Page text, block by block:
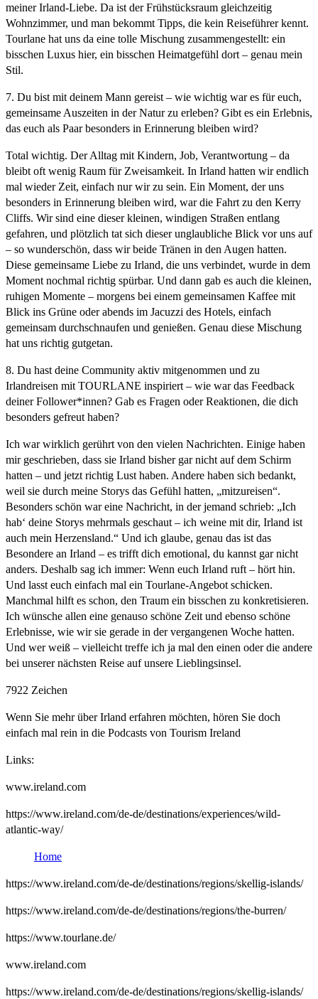
meiner Irland-Liebe. Da ist der Frühstücksraum gleichzeitig
Wohnzimmer, und man bekommt Tipps, die kein Reiseführer kennt.
Tourlane hat uns da eine tolle Mischung zusammengestellt: ein
bisschen Luxus hier, ein bisschen Heimatgefühl dort – genau mein
Stil.
7. Du bist mit deinem Mann gereist – wie wichtig war es für euch,
gemeinsame Auszeiten in der Natur zu erleben? Gibt es ein Erlebnis,
das euch als Paar besonders in Erinnerung bleiben wird?
Total wichtig. Der Alltag mit Kindern, Job, Verantwortung – da
bleibt oft wenig Raum für Zweisamkeit. In Irland hatten wir endlich
mal wieder Zeit, einfach nur wir zu sein. Ein Moment, der uns
besonders in Erinnerung bleiben wird, war die Fahrt zu den Kerry
Cliffs. Wir sind eine dieser kleinen, windigen Straßen entlang
gefahren, und plötzlich tat sich dieser unglaubliche Blick vor uns auf
– so wunderschön, dass wir beide Tränen in den Augen hatten.
Diese gemeinsame Liebe zu Irland, die uns verbindet, wurde in dem
Moment nochmal richtig spürbar. Und dann gab es auch die kleinen,
ruhigen Momente – morgens bei einem gemeinsamen Kaffee mit
Blick ins Grüne oder abends im Jacuzzi des Hotels, einfach
gemeinsam durchschnaufen und genießen. Genau diese Mischung
hat uns richtig gutgetan.
8. Du hast deine Community aktiv mitgenommen und zu
Irlandreisen mit TOURLANE inspiriert – wie war das Feedback
deiner Follower*innen? Gab es Fragen oder Reaktionen, die dich
besonders gefreut haben?
Ich war wirklich gerührt von den vielen Nachrichten. Einige haben
mir geschrieben, dass sie Irland bisher gar nicht auf dem Schirm
hatten – und jetzt richtig Lust haben. Andere haben sich bedankt,
weil sie durch meine Storys das Gefühl hatten, „mitzureisen“.
Besonders schön war eine Nachricht, in der jemand schrieb: „Ich
hab‘ deine Storys mehrmals geschaut – ich weine mit dir, Irland ist
auch mein Herzensland.“ Und ich glaube, genau das ist das
Besondere an Irland – es trifft dich emotional, du kannst gar nicht
anders. Deshalb sag ich immer: Wenn euch Irland ruft – hört hin.
Und lasst euch einfach mal ein Tourlane-Angebot schicken.
Manchmal hilft es schon, den Traum ein bisschen zu konkretisieren.
Ich wünsche allen eine genauso schöne Zeit und ebenso schöne
Erlebnisse, wie wir sie gerade in der vergangenen Woche hatten.
Und wer weiß – vielleicht treffe ich ja mal den einen oder die andere
bei unserer nächsten Reise auf unsere Lieblingsinsel.
7922 Zeichen
Wenn Sie mehr über Irland erfahren möchten, hören Sie doch
einfach mal rein in die Podcasts von Tourism Ireland
Links:
www.ireland.com
https://www.ireland.com/de-de/destinations/experiences/wild-
atlantic-way/
Home
https://www.ireland.com/de-de/destinations/regions/skellig-islands/
https://www.ireland.com/de-de/destinations/regions/the-burren/
https://www.tourlane.de/
www.ireland.com
https://www.ireland.com/de-de/destinations/regions/skellig-islands/